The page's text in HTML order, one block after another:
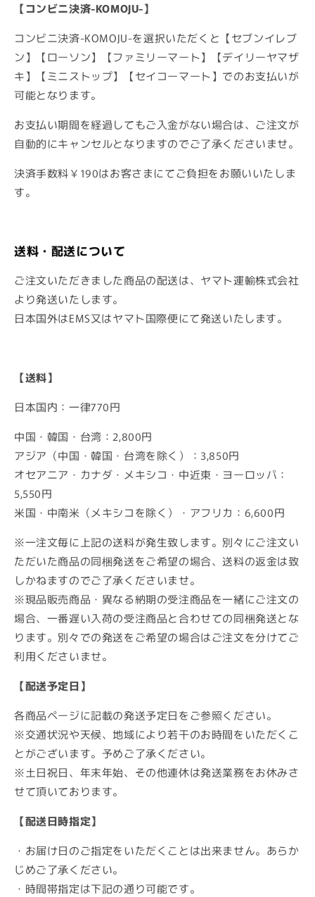
【コンビニ決済-KOMOJU-】
コンビニ決済-KOMOJU-を選択いただくと【セブンイレブ
ン】【ローソン】【ファミリーマート】【デイリーヤマザ
キ】【ミニストップ】【セイコーマート】でのお支払いが
可能となります。
お支払い期間を経過してもご入金がない場合は、ご注文が
自動的にキャンセルとなりますのでご了承くださいませ。
決済手数料￥190はお客さまにてご負担をお願いいたしま
す。
送料・配送について
ご注文いただきました商品の配送は、ヤマト運輸株式会社
より発送いたします。
日本国外はEMS又はヤマト国際便にて発送いたします。
【送料】
日本国内：一律770円
中国・韓国・台湾：2,800円
アジア（中国・韓国・台湾を除く）：3,850円
オセアニア・カナダ・メキシコ・中近東・ヨーロッパ：
5,550円
米国・中南米（メキシコを除く）・アフリカ：6,600円
※一注文毎に上記の送料が発生致します。別々にご注文い
ただいた商品の同梱発送をご希望の場合、送料の返金は致
しかねますのでご了承くださいませ。
※現品販売商品・異なる納期の受注商品を一緒にご注文の
場合、一番遅い入荷の受注商品と合わせての同梱発送とな
ります。別々での発送をご希望の場合はご注文を分けてご
利用くださいませ。
【配送予定日】
各商品ページに記載の発送予定日をご参照ください。
※交通状況や天候、地域により若干のお時間をいただくこ
とがございます。予めご了承ください。
※土日祝日、年末年始、その他連休は発送業務をお休みさ
せて頂いております。
【配送日時指定】
・お届け日のご指定をいただくことは出来ません。あらか
じめご了承ください。
・時間帯指定は下記の通り可能です。